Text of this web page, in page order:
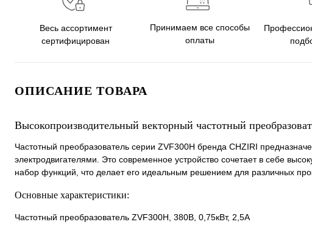
Весь ассортимент
сертифицирован
Принимаем все способы
оплаты
ОПИСАНИЕ ТОВАРА
Высокопроизводительный векторный частотный
Частотный преобразователь серии ZVF300H бренда CHZIRI
электродвигателями. Это современное устройство сочетает в себе
набор функций, что делает его идеальным решением для различных
Основные характеристики:
Частотный преобразователь ZVF300H, 380В, 0,75кВт, 2,5А